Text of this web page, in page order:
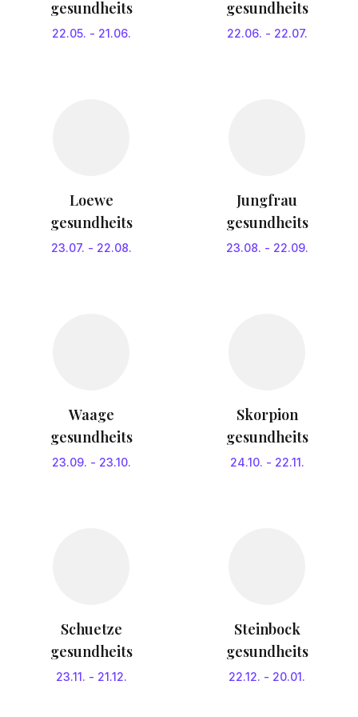
gesundheits
22.05. - 21.06.
gesundheits
22.06. - 22.07.
Loewe
gesundheits
23.07. - 22.08.
Jungfrau
gesundheits
23.08. - 22.09.
Waage
gesundheits
23.09. - 23.10.
Skorpion
gesundheits
24.10. - 22.11.
Schuetze
gesundheits
23.11. - 21.12.
Steinbock
gesundheits
22.12. - 20.01.